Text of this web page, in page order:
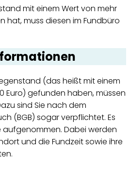
mit einem Wert von mehr
hat, muss diesen im Fundbüro
(das heißt mit einem
Euro) gefunden haben, müssen
sind Sie nach dem
(BGB) sogar verpflichtet. Es
aufgenommen. Dabei werden
und die Fundzeit sowie ihre